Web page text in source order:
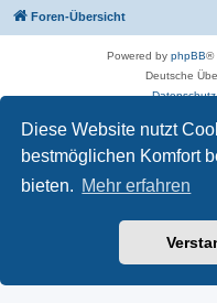
Diese Website nutzt
bestmöglichen Komfort
bieten. Mehr erfahren
Foren-Übersicht
Powered by phpBB®
Deutsche
Datenschutz